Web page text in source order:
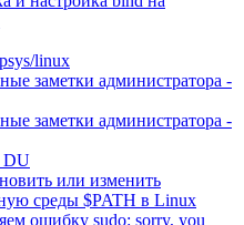
linux
заметки администратора -
заметки администратора -
DU
или изменить
среды $PATH в Linux
ошибку sudo: sorry, you